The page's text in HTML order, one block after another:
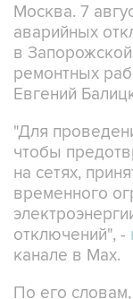
Москва. 7
аварийных
в
ремонтных
Евгений
"Для
чтобы
на сетях,
временного
отключений", -
канале в Max.
По его